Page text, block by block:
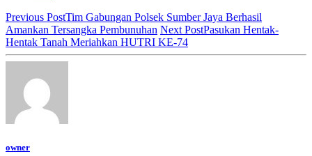
Previous PostTim Gabungan Polsek Sumber Jaya Berhasil
Amankan Tersangka Pembunuhan Next PostPasukan Hentak-
Hentak Tanah Meriahkan HUTRI KE-74
owner